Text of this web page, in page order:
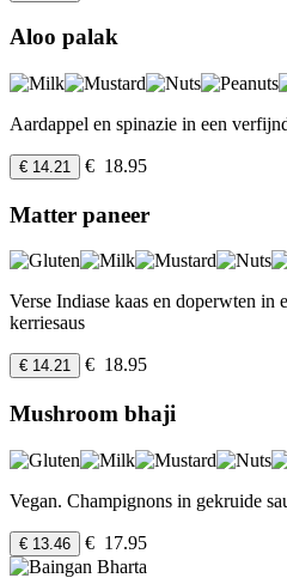
Aloo palak
Aardappel en spinazie in een
€ 14.21 € 18.95
Matter paneer
Verse Indiase kaas en doperwten in
kerriesaus
€ 14.21 € 18.95
Mushroom bhaji
Vegan. Champignons in gekruide
€ 13.46 € 17.95